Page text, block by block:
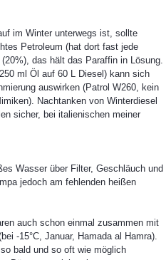
im Winter unterwegs ist, sollte
Petroleum (hat dort fast jede
das hält das Paraffin in Lösung.
ml Öl auf 60 L Diesel) kann sich
auswirken (Patrol W260, kein
Nachtanken von Winterdiesel
sicher, bei italienischen meiner
Wasser über Filter, Geschläuch und
jedoch am fehlenden heißen
auch schon einmal zusammen mit
-15°C, Januar, Hamada al Hamra).
bald und so oft wie möglich